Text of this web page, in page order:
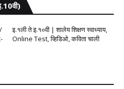
इ.१ली ते इ.१०वी | शालेय शिक्षण स्वाध्याय,
Online Test, व्हिडिओ, कविता चाली